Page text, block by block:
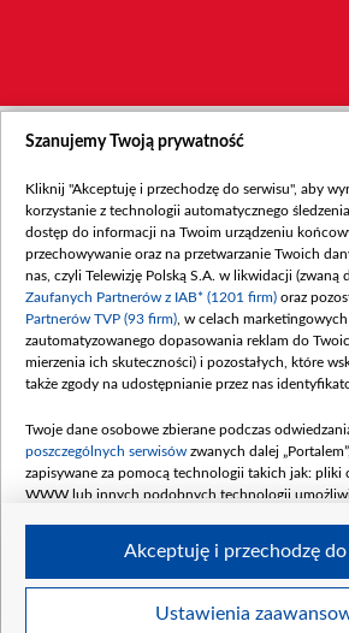
Szanujemy Twoją prywatność
Kliknij "Akceptuję i przechodzę do serwisu", aby
korzystanie z technologii automatycznego
dostęp do informacji na Twoim urządzeniu
przechowywanie oraz na przetwarzanie Twoich
nas, czyli Telewizję Polską S.A. w likwidacji (zwaną
Zaufanych Partnerów z IAB* (1201 firm) oraz
Partnerów TVP (93 firm) , w celach
zautomatyzowanego dopasowania reklam do
mierzenia ich skuteczności) i pozostałych, które
także zgody na udostępnianie przez nas
Twoje dane osobowe zbierane podczas
poszczególnych serwisów zwanych dalej
zapisywane za pomocą technologii takich jak: pliki
WWW lub innych podobnych technologii
Twoje dane osobowe zbierane podczas
Ustawienia
Akceptuję i przechodzę